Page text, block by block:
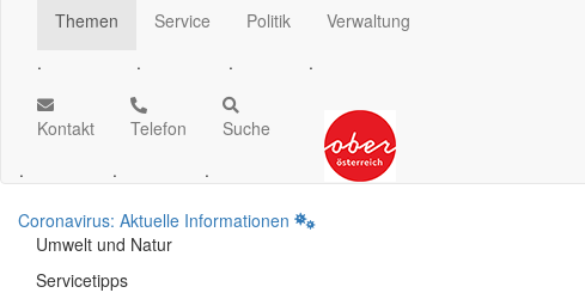
Themen
.
Service
.
Politik
.
Verwaltung
.
Kontakt
.
Telefon
.
Suche
.
Coronavirus: Aktuelle Informationen
Umwelt und Natur
Servicetipps